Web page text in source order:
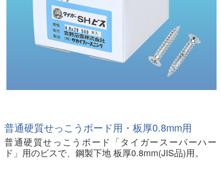
普通硬質せっこうボード用・板厚0.8mm用
普通硬質せっこうボード「タイガースーパーハー
ド」用のビスで、鋼製下地 板厚0.8mm(JIS品)用。